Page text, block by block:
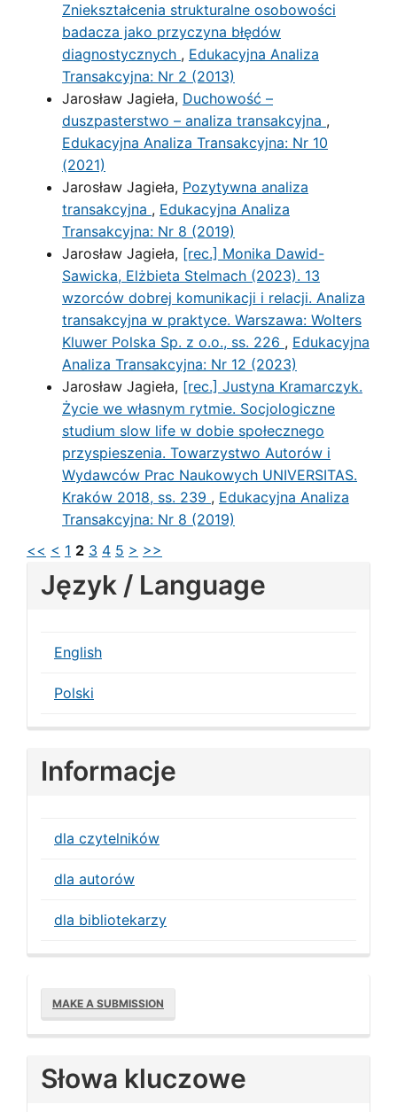
Zniekształcenia strukturalne osobowości
badacza jako przyczyna błędów
diagnostycznych , Edukacyjna Analiza
Transakcyjna: Nr 2 (2013)
Jarosław Jagieła, Duchowość –
duszpasterstwo – analiza transakcyjna ,
Edukacyjna Analiza Transakcyjna: Nr 10
(2021)
Jarosław Jagieła, Pozytywna analiza
transakcyjna , Edukacyjna Analiza
Transakcyjna: Nr 8 (2019)
Jarosław Jagieła, [rec.] Monika Dawid-
Sawicka, Elżbieta Stelmach (2023). 13
wzorców dobrej komunikacji i relacji. Analiza
transakcyjna w praktyce. Warszawa: Wolters
Kluwer Polska Sp. z o.o., ss. 226 , Edukacyjna
Analiza Transakcyjna: Nr 12 (2023)
Jarosław Jagieła, [rec.] Justyna Kramarczyk.
Życie we własnym rytmie. Socjologiczne
studium slow life w dobie społecznego
przyspieszenia. Towarzystwo Autorów i
Wydawców Prac Naukowych UNIVERSITAS.
Kraków 2018, ss. 239 , Edukacyjna Analiza
Transakcyjna: Nr 8 (2019)
<< < 1 2 3 4 5 > >>
Język / Language
English
Polski
Informacje
dla czytelników
dla autorów
dla bibliotekarzy
Make
a
Submission
MAKE A SUBMISSION
Słowa kluczowe